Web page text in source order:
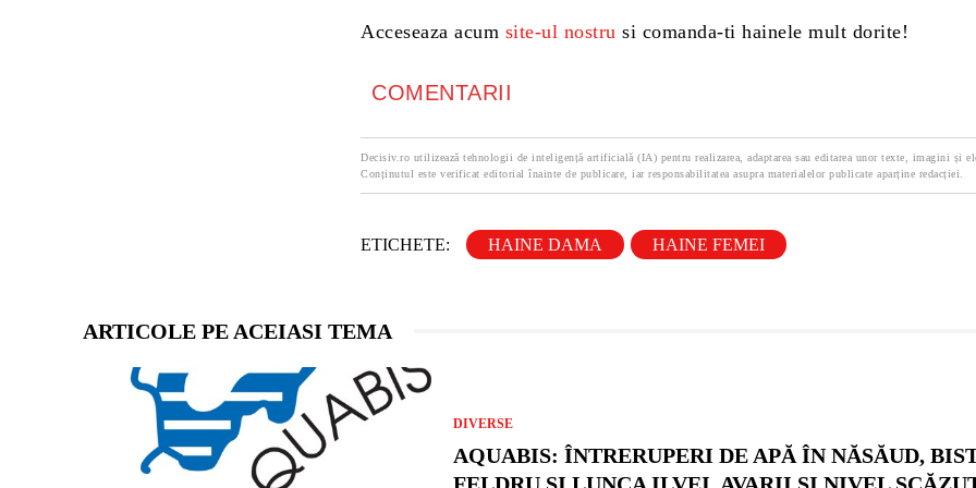
Acceseaza acum site-ul nostru si comanda-ti hainele mult dorite!
COMENTARII
Decisiv.ro utilizează tehnologii de inteligență artificială (IA) pentru realizarea, adaptarea sau editarea unor texte, imagini și
Conținutul este verificat editorial înainte de publicare, iar responsabilitatea asupra materialelor publicate aparține redacției.
ETICHETE: HAINE DAMA HAINE FEMEI
ARTICOLE PE ACEIASI TEMA
DIVERSE
AQUABIS: ÎNTRERUPERI DE APĂ ÎN NĂSĂUD,